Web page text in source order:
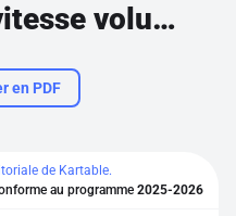
Déterminer une vitesse volumique d'apparition d’un produit à partir de données expérimentales
en PDF
de Kartable.
au programme 2025-2026